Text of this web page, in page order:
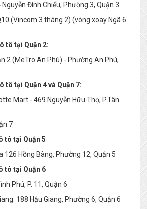
Nguyễn Đình Chiểu, Phường 3, Quận 3
(Vincom 3 tháng 2) (vòng xoay Ngã 6
tô tại Quận 2:
2 (MeTro An Phú) - Phường An Phú,
tô tại Quận 4 và Quận 7:
Mart - 469 Nguyễn Hữu Thọ, P.Tân
7
tô tại Quận 5
126 Hồng Bàng, Phường 12, Quận 5
tô tại Quận 6
Phú, P. 11, Quận 6
188 Hậu Giang, Phường 6, Quận 6